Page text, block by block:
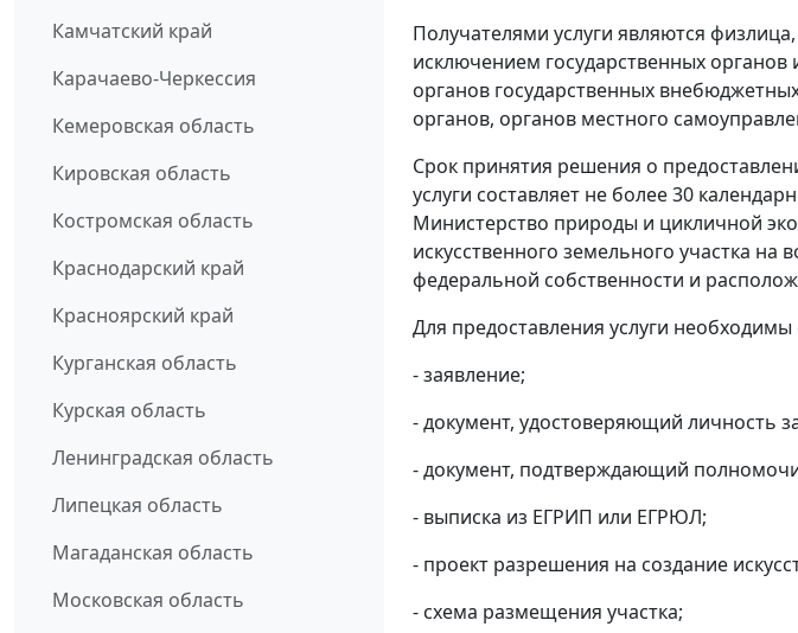
Камчатский край
Карачаево-Черкессия
Кемеровская область
Кировская область
Костромская область
Краснодарский край
Красноярский край
Курганская область
Курская область
Ленинградская область
Липецкая область
Магаданская область
Московская область
Получателями услуги являются
исключением государственных
органов государственных
органов, органов местного
Срок принятия решения о
услуги составляет не более 30
Министерство природы и цикличной
искусственного земельного участка
федеральной собственности и
Для предоставления услуги
- заявление;
- документ, удостоверяющий личность
- документ, подтверждающий
- выписка из ЕГРИП или ЕГРЮЛ;
- проект разрешения на создание
- схема размещения участка;